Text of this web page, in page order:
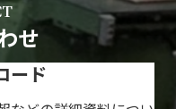
せ
ード